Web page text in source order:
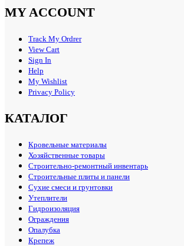
MY ACCOUNT
Track My Ordrer
View Cart
Sign In
Help
My Wishlist
Privacy Policy
КАТАЛОГ
Кровельные материалы
Хозяйственные товары
Строительно-ремонтный инвентарь
Строительные плиты и панели
Сухие смеси и грунтовки
Утеплители
Гидроизоляция
Ограждения
Опалубка
Крепеж